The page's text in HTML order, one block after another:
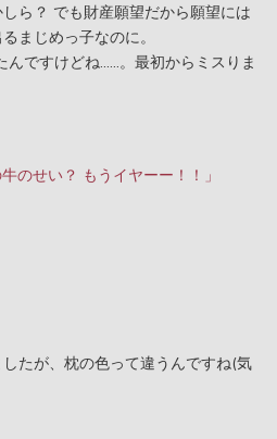
ら？ でも財産願望だから願望には
まじめっ子なのに。
んですけどね……。最初からミスりま
のせい？ もうイヤーー！！」
たが、枕の色って違うんですね(気